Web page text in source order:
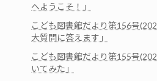
へようこそ！」
こども図書館だより第156号
大質問に答えます」
こども図書館だより第155号
いてみた」